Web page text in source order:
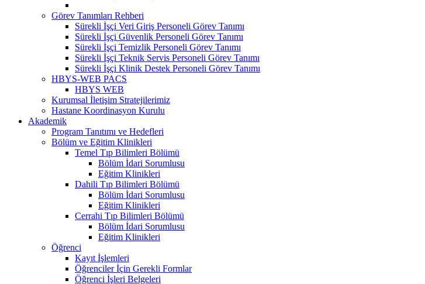
Görev Tanımları Rehberi
Sürekli İşçi Veri Giriş Personeli Görev Tanımı
Sürekli İşçi Güvenlik Personeli Görev Tanımı
Sürekli İşçi Temizlik Personeli Görev Tanımı
Sürekli İşçi Teknik Servis Personeli Görev Tanımı
Sürekli İşçi Klinik Destek Personeli Görev Tanımı
HBYS-WEB PACS
HBYS WEB
Kurumsal İletişim Stratejilerimiz
Hastane Koordinasyon Kurulu
Akademik
Program Tanıtımı ve Hedefleri
Bölüm ve Eğitim Klinikleri
Temel Tıp Bilimleri Bölümü
Bölüm İdari Sorumlusu
Eğitim Klinikleri
Dahili Tıp Bilimleri Bölümü
Bölüm İdari Sorumlusu
Eğitim Klinikleri
Cerrahi Tıp Bilimleri Bölümü
Bölüm İdari Sorumlusu
Eğitim Klinikleri
Öğrenci
Kayıt İşlemleri
Öğrenciler İçin Gerekli Formlar
Öğrenci İşleri Belgeleri